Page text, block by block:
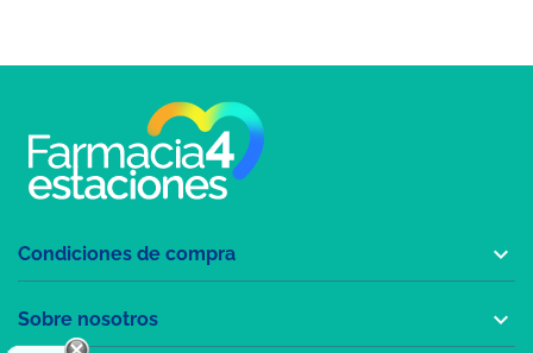
Condiciones de compra 
Sobre nosotros 